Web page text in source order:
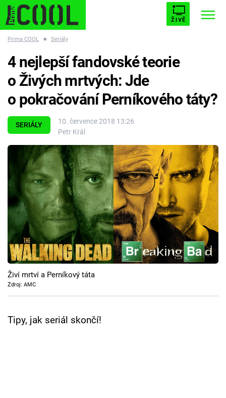
ŽIVĚ
ESCAPE PLNEJ KOTEL AVENGERS 5
Témata
Filmy
Seriály
Hry
Cool Esport
Pořady
TV Program
Prima COOL ■ Seriály
SERIÁLY
10. července 2018 13:26
Petr Král
4 nejlepší fandovské teorie
o Živých mrtvých: Jde
o pokračování Perníkového táty?
Živí mrtví a Perníkový táta
Zdroj: AMC
Tipy, jak seriál skončí!